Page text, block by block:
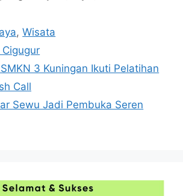
,Wisata
3 Kuningan Ikuti Pelatihan
Call
Sewu Jadi Pembuka Seren